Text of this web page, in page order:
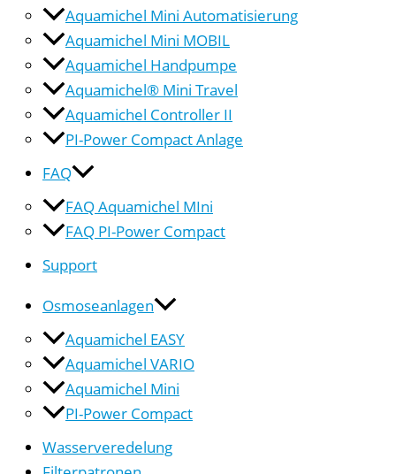
Aquamichel Mini Automatisierung
Aquamichel Mini MOBIL
Aquamichel Handpumpe
Aquamichel® Mini Travel
Aquamichel Controller II
PI-Power Compact Anlage
FAQ
FAQ Aquamichel MIni
FAQ PI-Power Compact
Support
Osmoseanlagen
Aquamichel EASY
Aquamichel VARIO
Aquamichel Mini
PI-Power Compact
Wasserveredelung